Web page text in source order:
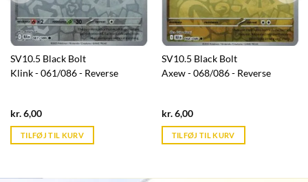
SV10.5 Black Bolt
Klink - 061/086 - Reverse
kr.6,00Current
is:
kr. 39,95.
TILFØJ TIL KURV
SV10.5 Black Bolt
Axew - 068/086 - Reverse
kr.6,00Current
is:
kr. 39,95.
TILFØJ TIL KURV